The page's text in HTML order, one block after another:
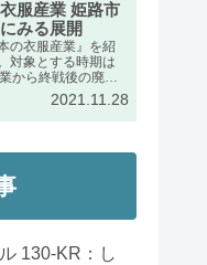
服産業 姫路市
みる展開
の衣服産業』を紹
対象とする時期は
から終戦後の廃業
です。兵庫県姫路
を手がかりに、近
発展段階で特異な
た。
2021.11.28
130-KR：し